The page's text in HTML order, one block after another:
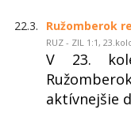
22.3. Ružomberok
RUZ - ZIL 1:1,
V 23.
aktívnejšie